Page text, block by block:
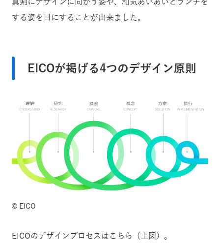
する姿を目にすることが出来ました。
EICOが掲げる4つのデザイン原則
©️ EICO
EICOのデザインプロセスはこちら（上図）。